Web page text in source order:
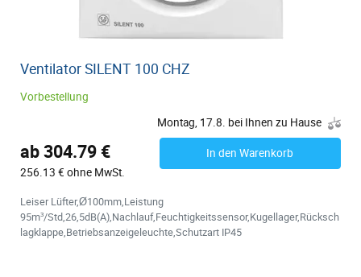
Ventilator SILENT 100 CHZ
Vorbestellung
Montag, 17.8. bei Ihnen zu Hause
ab 304.79 €
256.13 € ohne MwSt.
In den Warenkorb
Leiser Lüfter,Ø100mm,Leistung
95m³/Std,26,5dB(A),Nachlauf,Feuchtigkeitssensor,Kugellager,Rücksch
lagklappe,Betriebsanzeigeleuchte,Schutzart IP45